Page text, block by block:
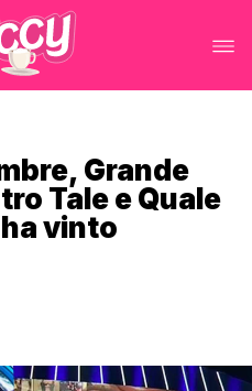
Grande
Tale e Quale
vinto